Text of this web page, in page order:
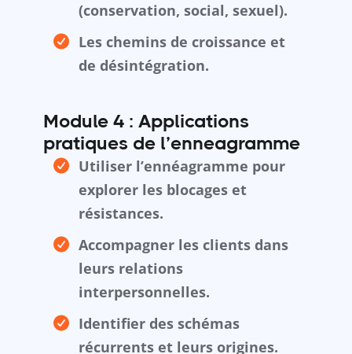
(conservation, social, sexuel).
Les chemins de croissance et
de désintégration.
Module 4 : Applications
pratiques de l’enneagramme
Utiliser l’ennéagramme pour
explorer les blocages et
résistances.
Accompagner les clients dans
leurs relations
interpersonnelles.
Identifier des schémas
récurrents et leurs origines.